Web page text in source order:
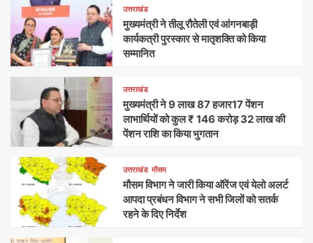
उत्तराखंड
मुख्यमंत्री ने तीलू रौतेली एवं आंगनबाड़ी
कार्यकत्री पुरस्कार से मातृशक्ति को किया
सम्मानित
उत्तराखंड
मुख्यमंत्री ने 9 लाख 87 हजार17 पेंशन
लाभार्थियों को कुल ₹ 146 करोड़ 32 लाख की
पेंशन राशि का किया भुगतान
उत्तराखंड मौसम
मौसम विभाग ने जारी किया ऑरेंज एवं येलो अलर्ट
आपदा प्रबंधन विभाग ने सभी जिलों को सतर्क
रहने के दिए निर्देश